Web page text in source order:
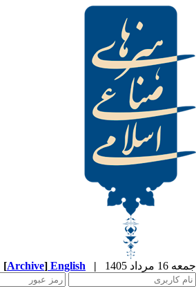
|
English
[ Archive